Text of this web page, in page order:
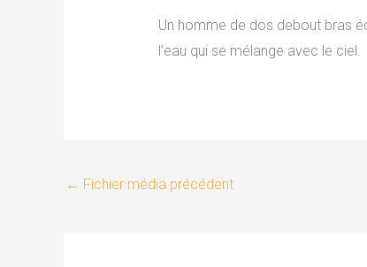
Un homme de dos debout bras
l’eau qui se mélange avec le ciel.
← Fichier média précédent